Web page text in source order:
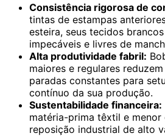
Consistência rigorosa de
tintas de estampas
esteira, seus tecidos
impecáveis e livres de
Alta produtividade fabril:
maiores e regulares
paradas constantes para
contínuo da sua produção.
Sustentabilidade financeira:
matéria-prima têxtil e
reposição industrial de alto